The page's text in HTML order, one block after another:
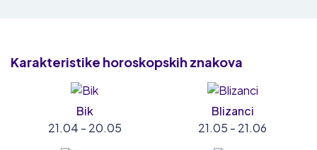
Karakteristike horoskopskih znakova
Bik
21.04 - 20.05
Blizanci
21.05 - 21.06